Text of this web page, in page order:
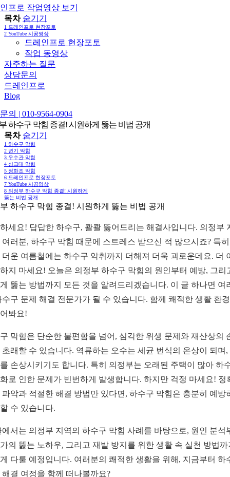
프로 작업영상 보기
목차 숨기기
1 드레인프로 현장포토
2 YouTube 시공영상
드레인프로 현장포토
작업 동영상
자주하는 질문
상담문의
드레인프로
Blog
의 | 010-9564-0904
하수구 막힘 종결! 시원하게 뚫는 비법 공개
목차 숨기기
1 하수구 막힘
2 변기 막힘
3 우수관 막힘
4 싱크대 막힘
5 정화조 막힘
6 드레인프로 현장포토
7 YouTube 시공영상
8 의정부 하수구 막힘 종결! 시원하게
뚫는 비법 공개
하수구 막힘 종결! 시원하게 뚫는 비법 공개
세요! 답답한 하수구, 콸콸 뚫어드리는 해결사입니다. 의정부
여러분, 하수구 막힘 때문에 스트레스 받으신 적 많으시죠? 특
더운 여름철에는 하수구 악취까지 더해져 더욱 괴로운데요. 더
지 마세요! 오늘은 의정부 하수구 막힘의 원인부터 예방, 그리
뚫는 방법까지 모든 것을 알려드리겠습니다. 이 글 하나면 여
수구 문제 해결 전문가가 될 수 있습니다. 함께 쾌적한 생활 환
봐요!
막힘은 단순한 불편함을 넘어, 심각한 위생 문제와 재산상의
초래할 수 있습니다. 역류하는 오수는 세균 번식의 온상이 되며,
손상시키기도 합니다. 특히 의정부는 오래된 주택이 많아 하
로 인한 문제가 빈번하게 발생합니다. 하지만 걱정 마세요! 정
파악과 적절한 해결 방법만 있다면, 하수구 막힘은 충분히 예방
수 있습니다.
에서는 의정부 지역의 하수구 막힘 사례를 바탕으로, 원인 분석
의 뚫는 노하우, 그리고 재발 방지를 위한 생활 속 실천 방법까
다룰 예정입니다. 여러분의 쾌적한 생활을 위해, 지금부터 하
해결 여정을 함께 떠나볼까요?